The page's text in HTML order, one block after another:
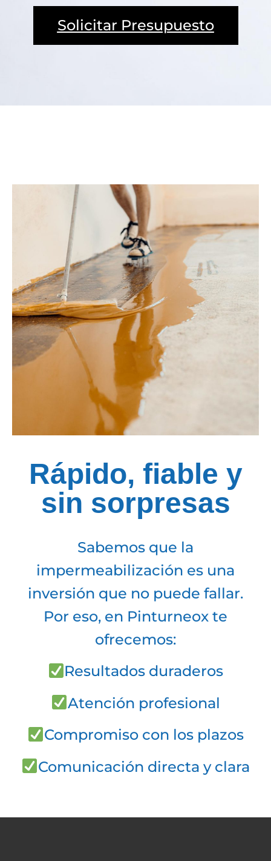
Solicitar Presupuesto
Rápido, fiable y
sin sorpresas
Sabemos que la
impermeabilización es una
inversión que no puede fallar.
Por eso, en Pinturneox te
ofrecemos:
Resultados duraderos
Atención profesional
Compromiso con los plazos
Comunicación directa y clara